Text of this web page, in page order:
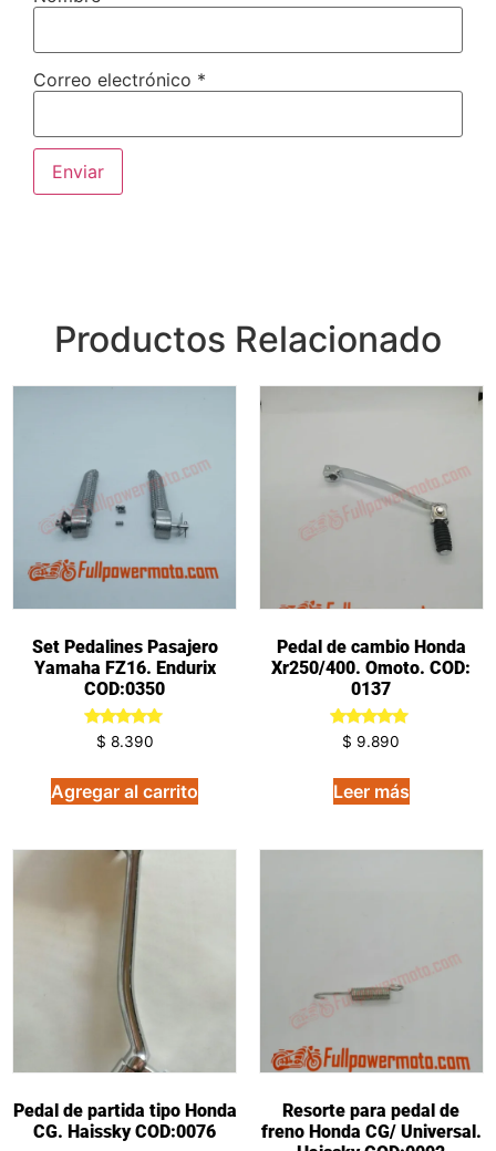
Correo electrónico *
Productos Relacionado
Set Pedalines Pasajero
Yamaha FZ16. Endurix
COD:0350
Valorado
en
de 5
$ 8.390
Agregar al carrito
Pedal de cambio Honda
Xr250/400. Omoto. COD:
0137
Valorado
en
de 5
$ 9.890
Leer más
Pedal de partida tipo Honda
CG. Haissky COD:0076
Resorte para pedal de
freno Honda CG/ Universal.